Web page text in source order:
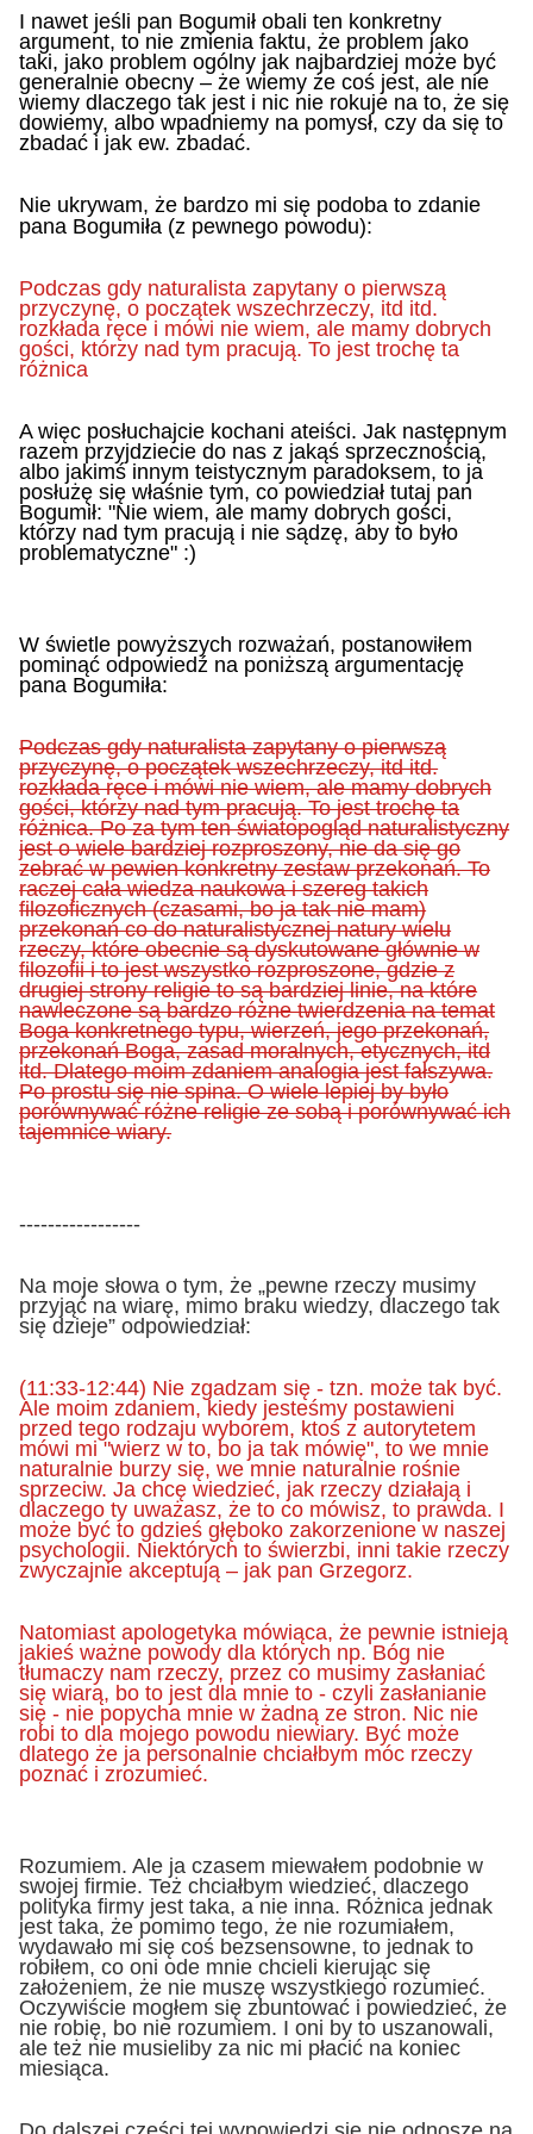
I nawet jeśli pan Bogumił obali ten konkretny
argument, to nie zmienia faktu, że problem jako
taki, jako problem ogólny jak najbardziej może być
generalnie obecny – że wiemy że coś jest, ale nie
wiemy dlaczego tak jest i nic nie rokuje na to, że się
dowiemy, albo wpadniemy na pomysł, czy da się to
zbadać i jak ew. zbadać.
Nie ukrywam, że bardzo mi się podoba to zdanie
pana Bogumiła (z pewnego powodu):
Podczas gdy naturalista zapytany o pierwszą
przyczynę, o początek wszechrzeczy, itd itd.
rozkłada ręce i mówi nie wiem, ale mamy dobrych
gości, którzy nad tym pracują. To jest trochę ta
różnica
A więc posłuchajcie kochani ateiści. Jak następnym
razem przyjdziecie do nas z jakąś sprzecznością,
albo jakimś innym teistycznym paradoksem, to ja
posłużę się właśnie tym, co powiedział tutaj pan
Bogumił: "Nie wiem, ale mamy dobrych gości,
którzy nad tym pracują i nie sądzę, aby to było
problematyczne" :)
W świetle powyższych rozważań, postanowiłem
pominąć odpowiedź na poniższą argumentację
pana Bogumiła:
Podczas gdy naturalista zapytany o pierwszą
przyczynę, o początek wszechrzeczy, itd itd.
rozkłada ręce i mówi nie wiem, ale mamy dobrych
gości, którzy nad tym pracują. To jest trochę ta
różnica. Po za tym ten światopogląd naturalistyczny
jest o wiele bardziej rozproszony, nie da się go
zebrać w pewien konkretny zestaw przekonań. To
raczej cała wiedza naukowa i szereg takich
filozoficznych (czasami, bo ja tak nie mam)
przekonań co do naturalistycznej natury wielu
rzeczy, które obecnie są dyskutowane głównie w
filozofii i to jest wszystko rozproszone, gdzie z
drugiej strony religie to są bardziej linie, na które
nawleczone są bardzo różne twierdzenia na temat
Boga konkretnego typu, wierzeń, jego przekonań,
przekonań Boga, zasad moralnych, etycznych, itd
itd. Dlatego moim zdaniem analogia jest fałszywa.
Po prostu się nie spina. O wiele lepiej by było
porównywać różne religie ze sobą i porównywać ich
tajemnice wiary.
-----------------
Na moje słowa o tym, że „pewne rzeczy musimy
przyjąć na wiarę, mimo braku wiedzy, dlaczego tak
się dzieje” odpowiedział:
(11:33-12:44) Nie zgadzam się - tzn. może tak być.
Ale moim zdaniem, kiedy jesteśmy postawieni
przed tego rodzaju wyborem, ktoś z autorytetem
mówi mi "wierz w to, bo ja tak mówię", to we mnie
naturalnie burzy się, we mnie naturalnie rośnie
sprzeciw. Ja chcę wiedzieć, jak rzeczy działają i
dlaczego ty uważasz, że to co mówisz, to prawda. I
może być to gdzieś głęboko zakorzenione w naszej
psychologii. Niektórych to świerzbi, inni takie rzeczy
zwyczajnie akceptują – jak pan Grzegorz.
Natomiast apologetyka mówiąca, że pewnie istnieją
jakieś ważne powody dla których np. Bóg nie
tłumaczy nam rzeczy, przez co musimy zasłaniać
się wiarą, bo to jest dla mnie to - czyli zasłanianie
się - nie popycha mnie w żadną ze stron. Nic nie
robi to dla mojego powodu niewiary. Być może
dlatego że ja personalnie chciałbym móc rzeczy
poznać i zrozumieć.
Rozumiem. Ale ja czasem miewałem podobnie w
swojej firmie. Też chciałbym wiedzieć, dlaczego
polityka firmy jest taka, a nie inna. Różnica jednak
jest taka, że pomimo tego, że nie rozumiałem,
wydawało mi się coś bezsensowne, to jednak to
robiłem, co oni ode mnie chcieli kierując się
założeniem, że nie muszę wszystkiego rozumieć.
Oczywiście mogłem się zbuntować i powiedzieć, że
nie robię, bo nie rozumiem. I oni by to uszanowali,
ale też nie musieliby za nic mi płacić na koniec
miesiąca.